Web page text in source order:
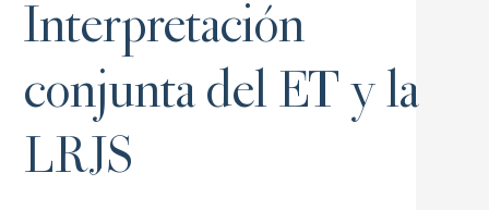
Interpretación
conjunta del ET y la
LRJS